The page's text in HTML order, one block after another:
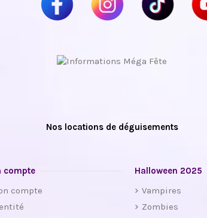
Nos locations de déguisements
compte
compte
Halloween 2025
Vampires
Zombies